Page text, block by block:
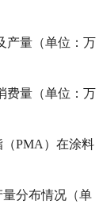
产量（单位：万
费量（单位：万
PMA）在涂料
量分布情况（单